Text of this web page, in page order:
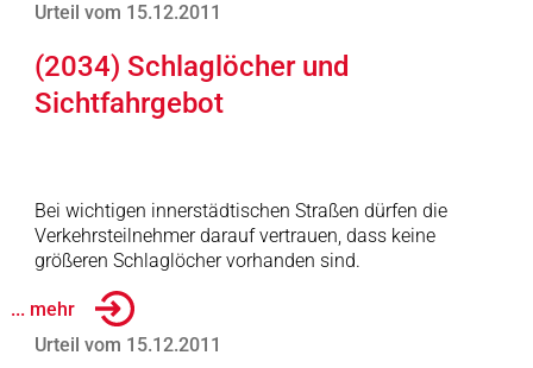
Urteil vom 15.12.2011
(2034) Schlaglöcher und
Sichtfahrgebot
Bei wichtigen innerstädtischen Straßen dürfen die
Verkehrsteilnehmer darauf vertrauen, dass keine
größeren Schlaglöcher vorhanden sind.
... mehr
Urteil vom 15.12.2011